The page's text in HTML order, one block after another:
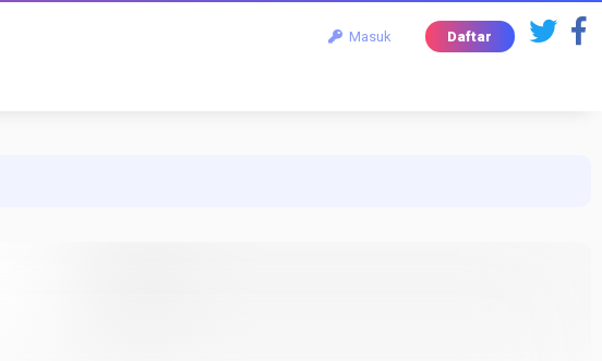
Masuk Daftar